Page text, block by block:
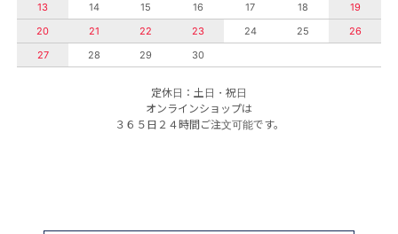
13
14 15 16 17 18
19
20
21 22 23 24 25
26
27
28 29 30
定休日：土日・祝日
オンラインショップは
３６５日２４時間ご注文可能です。